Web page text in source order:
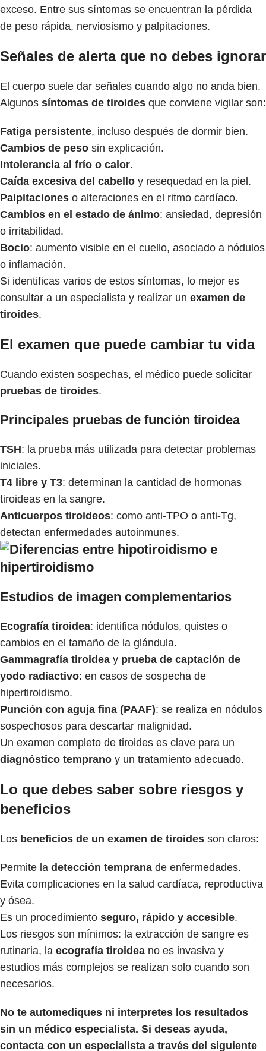
exceso. Entre sus síntomas se encuentran la pérdida
de peso rápida, nerviosismo y palpitaciones.
Señales de alerta que no debes ignorar
El cuerpo suele dar señales cuando algo no anda bien.
Algunos síntomas de tiroides que conviene vigilar son:
Fatiga persistente, incluso después de dormir bien.
Cambios de peso sin explicación.
Intolerancia al frío o calor.
Caída excesiva del cabello y resequedad en la piel.
Palpitaciones o alteraciones en el ritmo cardíaco.
Cambios en el estado de ánimo: ansiedad, depresión
o irritabilidad.
Bocio: aumento visible en el cuello, asociado a nódulos
o inflamación.
Si identificas varios de estos síntomas, lo mejor es
consultar a un especialista y realizar un examen de
tiroides.
El examen que puede cambiar tu vida
Cuando existen sospechas, el médico puede solicitar
pruebas de tiroides.
Principales pruebas de función tiroidea
TSH: la prueba más utilizada para detectar problemas
iniciales.
T4 libre y T3: determinan la cantidad de hormonas
tiroideas en la sangre.
Anticuerpos tiroideos: como anti-TPO o anti-Tg,
detectan enfermedades autoinmunes.
Estudios de imagen complementarios
Ecografía tiroidea: identifica nódulos, quistes o
cambios en el tamaño de la glándula.
Gammagrafía tiroidea y prueba de captación de
yodo radiactivo: en casos de sospecha de
hipertiroidismo.
Punción con aguja fina (PAAF): se realiza en nódulos
sospechosos para descartar malignidad.
Un examen completo de tiroides es clave para un
diagnóstico temprano y un tratamiento adecuado.
Lo que debes saber sobre riesgos y
beneficios
Los beneficios de un examen de tiroides son claros:
Permite la detección temprana de enfermedades.
Evita complicaciones en la salud cardíaca, reproductiva
y ósea.
Es un procedimiento seguro, rápido y accesible.
Los riesgos son mínimos: la extracción de sangre es
rutinaria, la ecografía tiroidea no es invasiva y
estudios más complejos se realizan solo cuando son
necesarios.
No te automediques ni interpretes los resultados
sin un médico especialista. Si deseas ayuda,
contacta con un especialista a través del siguiente